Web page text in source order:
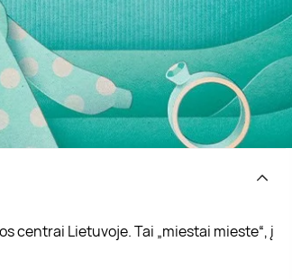
centrai Lietuvoje. Tai „miestai mieste“, į